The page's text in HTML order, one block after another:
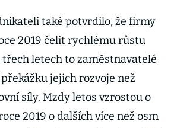
Česká má
zpomalit
také potvrdilo, že firmy
2019 čelit rychlému růstu
třech letech to zaměstnavatelé
jejich rozvoje než
síly. Mzdy letos vzrostou o
2019 o dalších více než osm